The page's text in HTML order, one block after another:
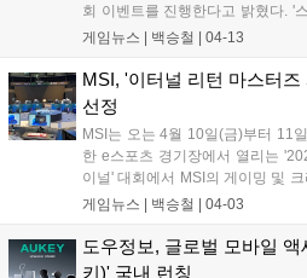
회 이벤트를 진행한다고 밝혔다. '
터(Aim Master) 대회'를 개최했다.
해 높은 점수를 기록한 참가자에
스, Prime 유선 게이밍 마우스,
(Large) 등 다양한 경품을 제공할 예
게임뉴스 | 백승철 04-13
MSI, '이터널 리턴 마스터
선정
MSI는 오는 4월 10일(금)부터 11
한 e스포츠 경기장에서 열리는
이널' 대회에서 MSI의 게이밍 및
이밍 데스크탑 등 다양한 제품을
모니터는 지난해 공식 모델이었던
또한 2026년 3월 일산 킨텍스에
게임뉴스 | 백승철 04-03
도우정보, 글로벌 모바일
키)' 국내 런칭